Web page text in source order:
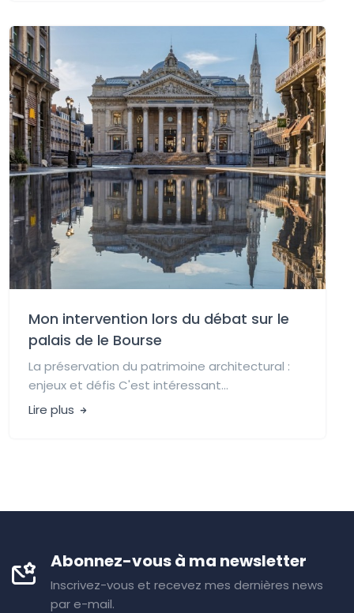
Mon intervention lors du débat sur le
palais de le Bourse
La préservation du patrimoine architectural :
enjeux et défis C'est intéressant...
Lire plus
Abonnez-vous à ma newsletter
Inscrivez-vous et recevez mes dernières news
par e-mail.